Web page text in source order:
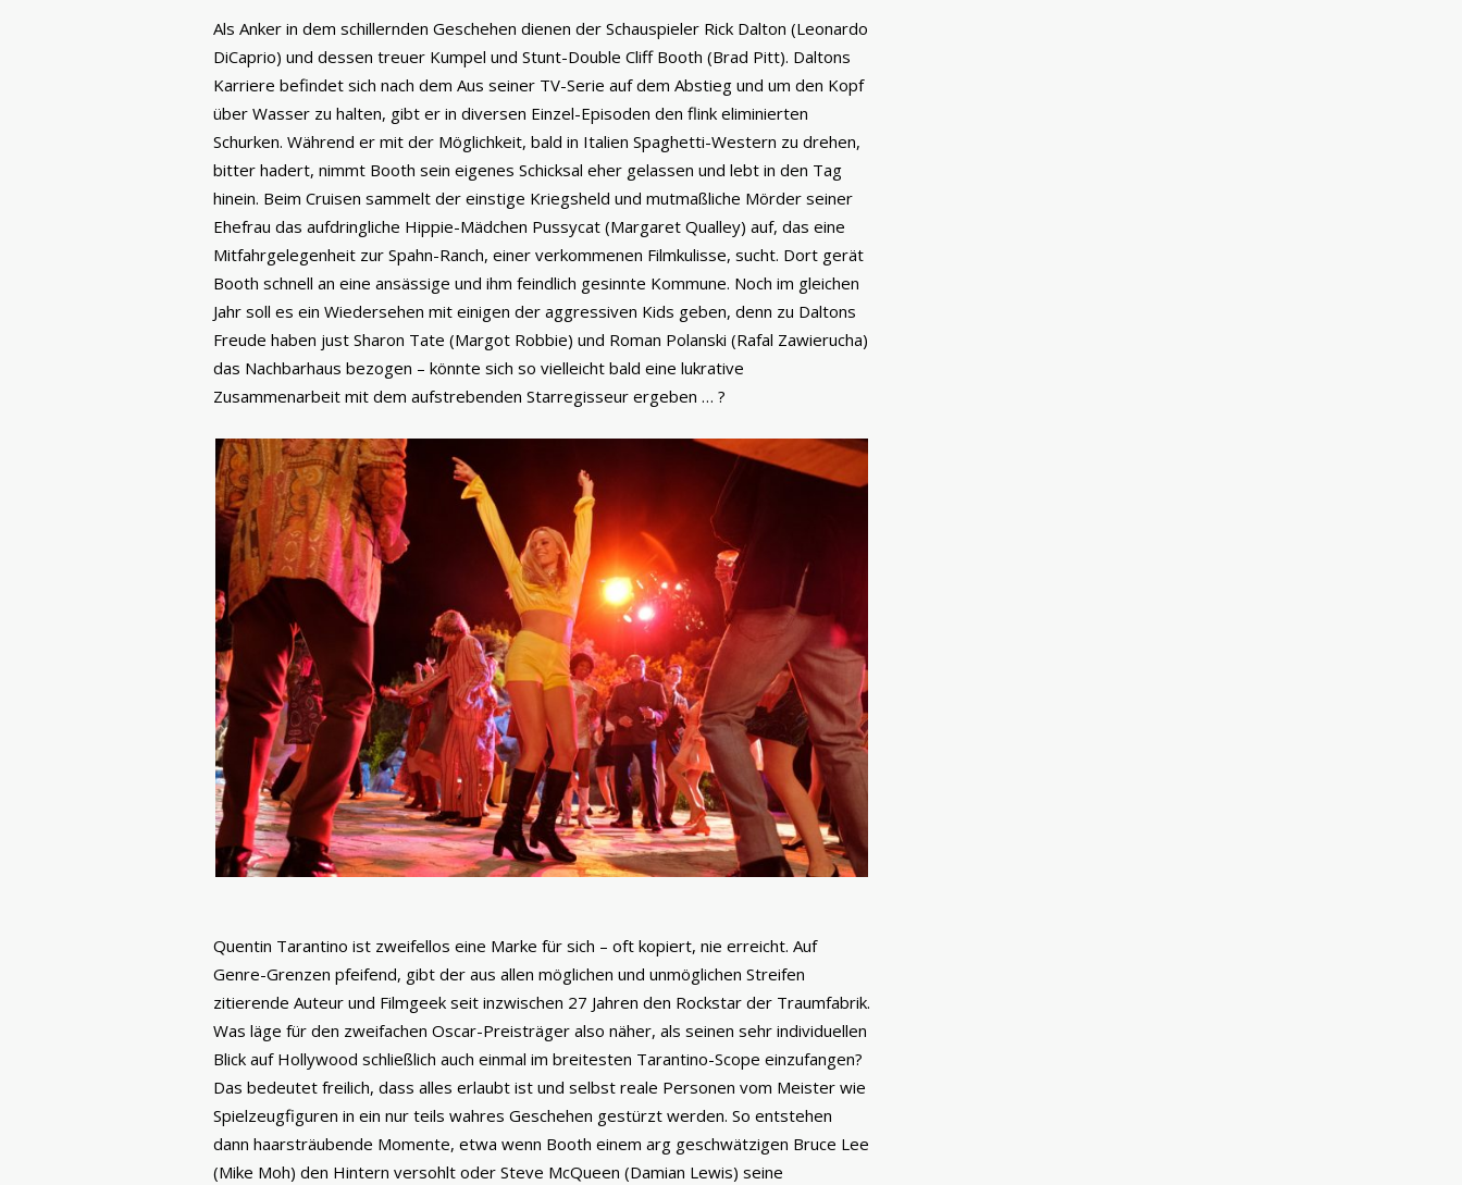
Als Anker in dem schillernden Geschehen dienen der Schauspieler Rick Dalton (Leonardo
DiCaprio) und dessen treuer Kumpel und Stunt-Double Cliff Booth (Brad Pitt). Daltons
Karriere befindet sich nach dem Aus seiner TV-Serie auf dem Abstieg und um den Kopf
über Wasser zu halten, gibt er in diversen Einzel-Episoden den flink eliminierten
Schurken. Während er mit der Möglichkeit, bald in Italien Spaghetti-Western zu drehen,
bitter hadert, nimmt Booth sein eigenes Schicksal eher gelassen und lebt in den Tag
hinein. Beim Cruisen sammelt der einstige Kriegsheld und mutmaßliche Mörder seiner
Ehefrau das aufdringliche Hippie-Mädchen Pussycat (Margaret Qualley) auf, das eine
Mitfahrgelegenheit zur Spahn-Ranch, einer verkommenen Filmkulisse, sucht. Dort gerät
Booth schnell an eine ansässige und ihm feindlich gesinnte Kommune. Noch im gleichen
Jahr soll es ein Wiedersehen mit einigen der aggressiven Kids geben, denn zu Daltons
Freude haben just Sharon Tate (Margot Robbie) und Roman Polanski (Rafal Zawierucha)
das Nachbarhaus bezogen – könnte sich so vielleicht bald eine lukrative
Zusammenarbeit mit dem aufstrebenden Starregisseur ergeben … ?
Quentin Tarantino ist zweifellos eine Marke für sich – oft kopiert, nie erreicht. Auf
Genre-Grenzen pfeifend, gibt der aus allen möglichen und unmöglichen Streifen
zitierende Auteur und Filmgeek seit inzwischen 27 Jahren den Rockstar der Traumfabrik.
Was läge für den zweifachen Oscar-Preisträger also näher, als seinen sehr individuellen
Blick auf Hollywood schließlich auch einmal im breitesten Tarantino-Scope einzufangen?
Das bedeutet freilich, dass alles erlaubt ist und selbst reale Personen vom Meister wie
Spielzeugfiguren in ein nur teils wahres Geschehen gestürzt werden. So entstehen
dann haarsträubende Momente, etwa wenn Booth einem arg geschwätzigen Bruce Lee
(Mike Moh) den Hintern versohlt oder Steve McQueen (Damian Lewis) seine